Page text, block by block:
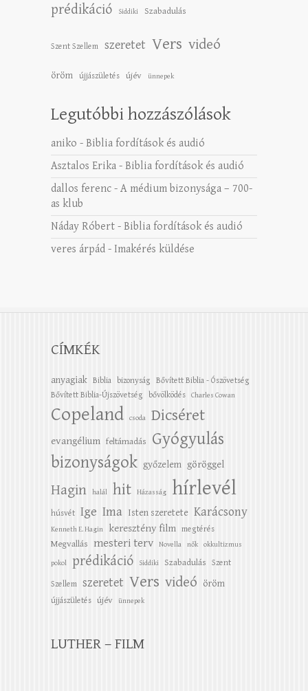
prédikáció Siddiki Szabadulás
Szent Szellem szeretet Vers videó
öröm újjászületés újév ünnepek
Legutóbbi hozzászólások
aniko - Biblia fordítások és audió
Asztalos Erika - Biblia fordítások és audió
dallos ferenc - A médium bizonysága – 700-
as klub
Náday Róbert - Biblia fordítások és audió
veres árpád - Imakérés küldése
CÍMKÉK
anyagiak Biblia bizonyság
Bővített Biblia - Ószövetség
Bővített Biblia-Újszövetség
bővölködés Charles Cowan
Copeland csoda Dicséret
evangélium feltámadás
Gyógyulás
bizonyságok győzelem göröggel
Hagin halál hit Házasság hírlevél
húsvét Ige Ima Isten szeretete Karácsony
Kenneth E. Hagin keresztény film megtérés
Megvallás mesteri terv Novella nők okkultizmus
pokol prédikáció Siddiki Szabadulás Szent
Szellem szeretet Vers videó öröm
újjászületés újév ünnepek
LUTHER – FILM